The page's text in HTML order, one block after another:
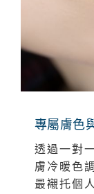
專屬膚色
透過一對
膚冷暖色
最襯托個